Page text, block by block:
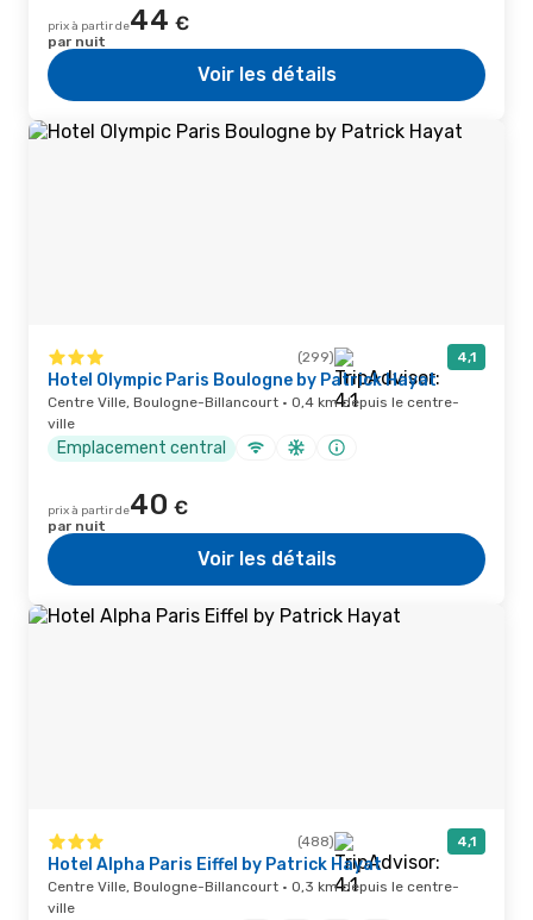
prix à partir de44 €
par nuit
Voir les détails
(299) 4,1
Hotel Olympic Paris Boulogne by Patrick Hayat
Centre Ville, Boulogne-Billancourt · 0,4 km depuis le centre-
ville
Emplacement central
prix à partir de40 €
par nuit
Voir les détails
(488) 4,1
Hotel Alpha Paris Eiffel by Patrick Hayat
Centre Ville, Boulogne-Billancourt · 0,3 km depuis le centre-
ville